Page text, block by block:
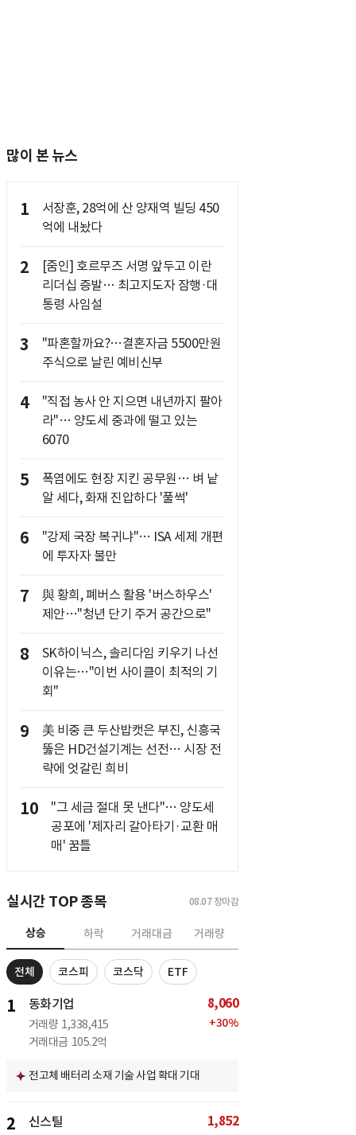
많이 본 뉴스
1
서장훈, 28억에 산 양재역 빌딩 450
억에 내놨다
2
[줌인] 호르무즈 서명 앞두고 이란
리더십 증발… 최고지도자 잠행·대
통령 사임설
3
"파혼할까요?…결혼자금 5500만원
주식으로 날린 예비신부
4
"직접 농사 안 지으면 내년까지 팔아
라"… 양도세 중과에 떨고 있는
6070
5
폭염에도 현장 지킨 공무원… 벼 낱
알 세다, 화재 진압하다 '풀썩'
6
"강제 국장 복귀냐"… ISA 세제 개편
에 투자자 불만
7
與 황희, 폐버스 활용 '버스하우스'
제안…"청년 단기 주거 공간으로"
8
SK하이닉스, 솔리다임 키우기 나선
이유는…"이번 사이클이 최적의 기
회"
9
美 비중 큰 두산밥캣은 부진, 신흥국
뚫은 HD건설기계는 선전… 시장 전
략에 엇갈린 희비
10
"그 세금 절대 못 낸다"… 양도세
공포에 '제자리 갈아타기·교환 매
매' 꿈틀
실시간 TOP 종목 08.07 장마감
상승 하락 거래대금 거래량
전체 코스피 코스닥 ETF
1 동화기업
거래량 1,338,415
거래대금 105.2억
8,060
+30%
전고체 배터리 소재 기술 사업 확대 기대
2 신스틸 1,852